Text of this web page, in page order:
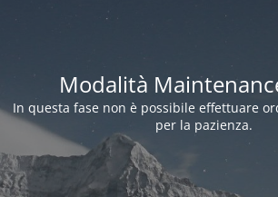
Modalità
In questa fase non è possibile effettuare
per la pazienza.